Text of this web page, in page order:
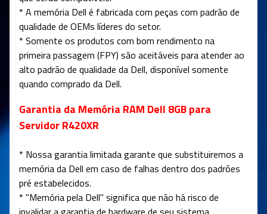
* A memória Dell é fabricada com peças com padrão de
qualidade de OEMs líderes do setor.
* Somente os produtos com bom rendimento na
primeira passagem (FPY) são aceitáveis para atender ao
alto padrão de qualidade da Dell, disponível somente
quando comprado da Dell.
Garantia da Memória RAM Dell 8GB para
Servidor R420XR
* Nossa garantia limitada garante que substituiremos a
memória da Dell em caso de falhas dentro dos padrões
pré estabelecidos.
* "Memória pela Dell" significa que não há risco de